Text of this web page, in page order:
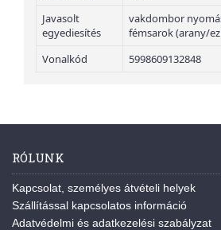
Javasolt
egyediesítés
vakdombor
fémsarok (arany/
Vonalkód
5998609132848
RÓLUNK
Kapcsolat, személyes átvételi helyek
Szállítással kapcsolatos információ
Adatvédelmi és adatkezelési szabályzat